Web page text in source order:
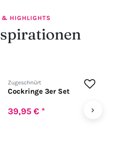
& HIGHLIGHTS
Zugeschnürt
Cockringe 3er Set
39,95 € * ›